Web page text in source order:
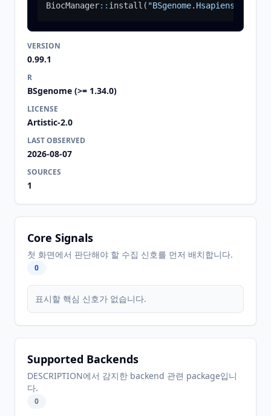
BiocManager:: install (
VERSION
0.99.1
R
BSgenome (>= 1.34.0)
LICENSE
Artistic-2.0
LAST OBSERVED
2026-08-07
SOURCES
1
Core Signals
첫 화면에서 판단해야 할 수집 신호를 먼저 배치합니다.
0
표시할 핵심 신호가 없습니다.
Supported Backends
DESCRIPTION에서 감지한 backend 관련 package입니
다.
0